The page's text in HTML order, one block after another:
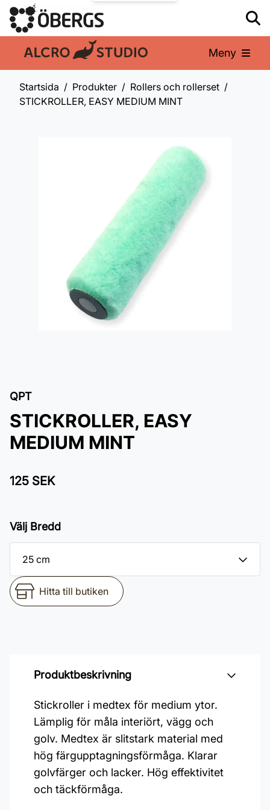
En del av: Meny
Startsida Produkter
Rollers och rollerset
STICKROLLER, EASY MEDIUM MINT
QPT
STICKROLLER, EASY
MEDIUM MINT
125 SEK
Välj Bredd
Hitta till butiken
Produktbeskrivning
Stickroller i medtex för medium ytor.
Lämplig för måla interiört, vägg och
golv. Medtex är slitstark material med
hög färgupptagningsförmåga. Klarar
golvfärger och lacker. Hög effektivitet
och täckförmåga.